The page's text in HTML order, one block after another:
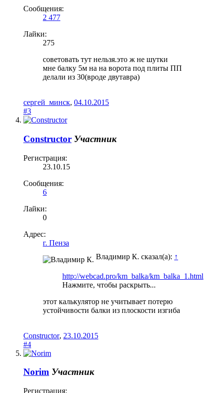
Сообщения:
2 477
Лайки:
275
советовать тут нельзя.это ж не шутки
мне балку 5м на на ворота под плиты ПП
делали из 30(вроде двутавра)
сергей_минск, 04.10.2015
#3
Constructor Участник
Регистрация:
23.10.15
Сообщения:
6
Лайки:
0
Адрес:
г. Пенза
Владимир К. сказал(а): ↑
http://webcad.pro/km_balka/km_balka_1.html
Нажмите, чтобы раскрыть...
этот калькулятор не учитывает потерю
устойчивости балки из плоскости изгиба
Constructor, 23.10.2015
#4
Norim Участник
Регистрация: